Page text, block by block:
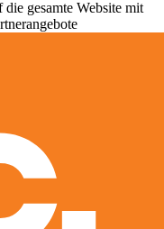
gesamte Website mit